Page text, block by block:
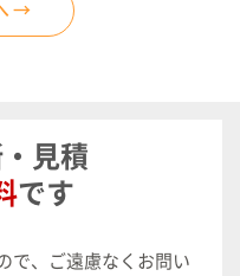
→
見積
です
で、ご遠慮なくお問い